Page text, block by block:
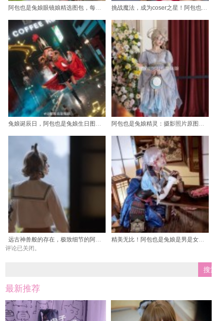
阿包也是兔娘眼镜娘精选图包，每一张都是心心念念的存在 挑战魔法，成为coser之星！阿包也是兔娘cos史尔特尔照片大放送
兔娘诞辰日，阿包也是兔娘生日图片新作欣赏 阿包也是兔娘精灵：摄影照片原图更新，美到窒息
远古神兽般的存在，极致细节的阿包也是兔娘拉姆原图大曝光
精美无比！阿包也是兔娘是男是女最新图包大放送
评论已关闭。
最新推荐